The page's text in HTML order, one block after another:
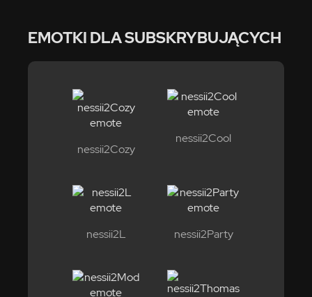
EMOTKI DLA SUBSKRYBUJĄCYCH
nessii2Cozy
nessii2Cool
nessii2L nessii2Party